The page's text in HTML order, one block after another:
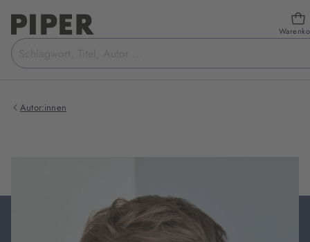
Suchbegriff
eingeben
Autor:innen